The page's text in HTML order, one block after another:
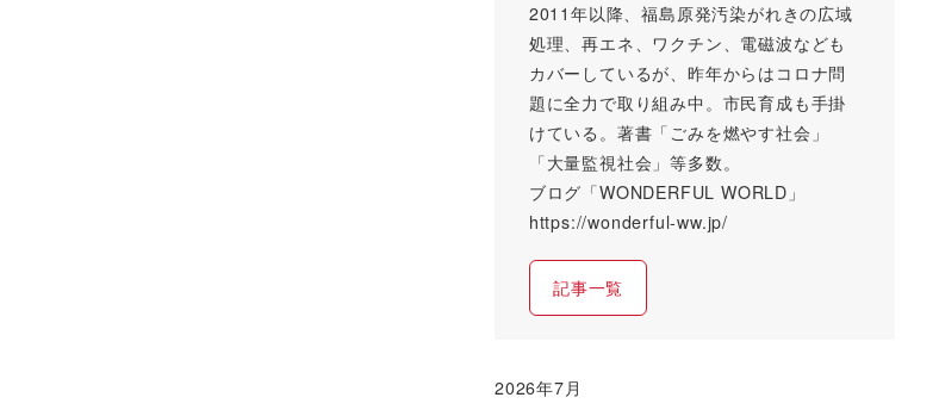
2011年以降、福島原発汚染がれきの広域
処理、再エネ、ワクチン、電磁波なども
カバーしているが、昨年からはコロナ問
題に全力で取り組み中。市民育成も手掛
けている。著書「ごみを燃やす社会」
「大量監視社会」等多数。
ブログ「WONDERFUL WORLD」
https://wonderful-ww.jp/
記事一覧
2026年7月